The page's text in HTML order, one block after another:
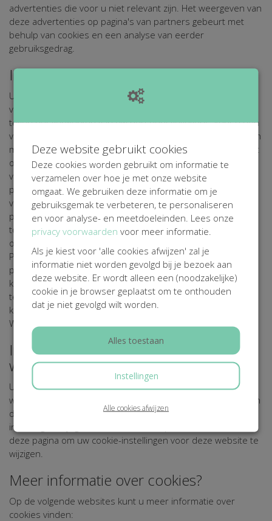
advertenties die voor u niet relevant zijn. Het weergeven van
deze advertenties op pagina's van partners gebeurt met
behulp van cookies en een analyse van eerder
gebruiksgedrag.
Inzage
U heeft het recht op inzage in en correctie of verwijdering
van uw persoonsgegevens. Tevens kunt u bezwaar maken
tegen het verwerken van uw persoonsgegevens, kunt u een
verzoek tot 'vergetelheid' doen of vragen om uw gegevens in
machineleesbare vorm aan u aan te leveren zodat u ze kunt
overdragen aan een derde partij. Zie voor meer informatie
voor uw rechten met betrekking tot de verwerking van uw
persoonsgegevens onsPrivacy Statement. Om misbruik te
voorkomen kunnen wij u daarbij om identificatie vragen, de
persoonsgegevens die wij naar aanleiding van het verzoek
tot identificatie ontvangen, worden verwerkt in
overeenstemming met de bepalingen van de AVG en ons
Privacy Statement. Wanneer het gaat om inzage in
persoonsgegevens gekoppeld aan een cookie, dient u een
kopie van het cookie in kwestie mee te sturen. U kunt deze
terug vinden in de instellingen van uw browser. Verzoeken
kunt u richten aan [E-MAILADRES CONTACTPERSOON
WEBSITE].
In- & uitschakelen van cookies op deze
website
U kunt zelf eenvoudig het toestaan van cookies op deze
website aan of uitschakelen via de zgn. 'cookiebar' onderaan
de website. Heeft u dit al gedaan en wilt u uw cookie
instellingen wijzigen? Klik dan
deze pagina om uw cookie-instellingen voor deze website te
wijzigen.
Meer informatie over cookies?
Op de volgende websites kunt u meer informatie over
cookies vinden:
Deze website gebruikt cookies
Deze cookies worden gebruikt om informatie te
verzamelen over hoe je met onze website
omgaat. We gebruiken deze informatie om je
gebruiksgemak te verbeteren, te personaliseren
en voor analyse- en meetdoeleinden. Lees onze
privacy voorwaarden voor meer informatie.
Als je kiest voor 'alle cookies afwijzen' zal je
informatie niet worden gevolgd bij je bezoek aan
deze website. Er wordt alleen een (noodzakelijke)
cookie in je browser geplaatst om te onthouden
dat je niet gevolgd wilt worden.
Alles toestaan
Instellingen
Alle cookies afwijzen